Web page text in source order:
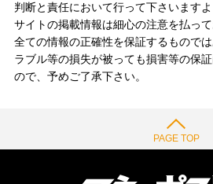
判断と責任において行って下さいます
サイトの掲載情報は細心の注意を払っ
全ての情報の正確性を保証するもので
ラブル等の損失が被っても損害等の保
ので、予めご了承下さい。
PAGE TOP